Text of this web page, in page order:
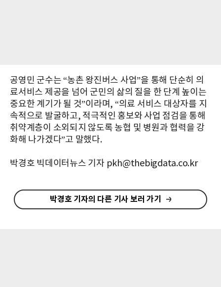
공영민 군수는 “농촌 왕진버스 사업”을 통해 단순히 의
료서비스 제공을 넘어 군민의 삶의 질을 한 단계 높이는
중요한 계기가 될 것”이라며, “의료 서비스 대상자를 지
속적으로 발굴하고, 적극적인 홍보와 사업 점검을 통해
취약계층이 소외되지 않도록 농협 및 병원과 협력을 강
화해 나가겠다”고 말했다.
박경호 빅데이터뉴스 기자 pkh@thebigdata.co.kr
박경호 기자의 다른 기사 보러 가기